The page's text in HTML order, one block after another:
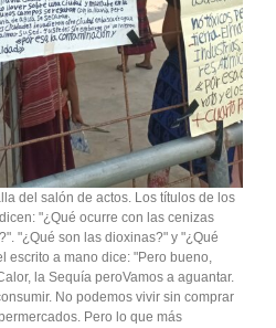
del salón de actos. Los títulos de los
"¿Qué ocurre con las cenizas
"¿Qué son las dioxinas?" y "¿Qué
escrito a mano dice: "Pero bueno,
la Sequía peroVamos a aguantar.
No podemos vivir sin comprar
Pero lo que más